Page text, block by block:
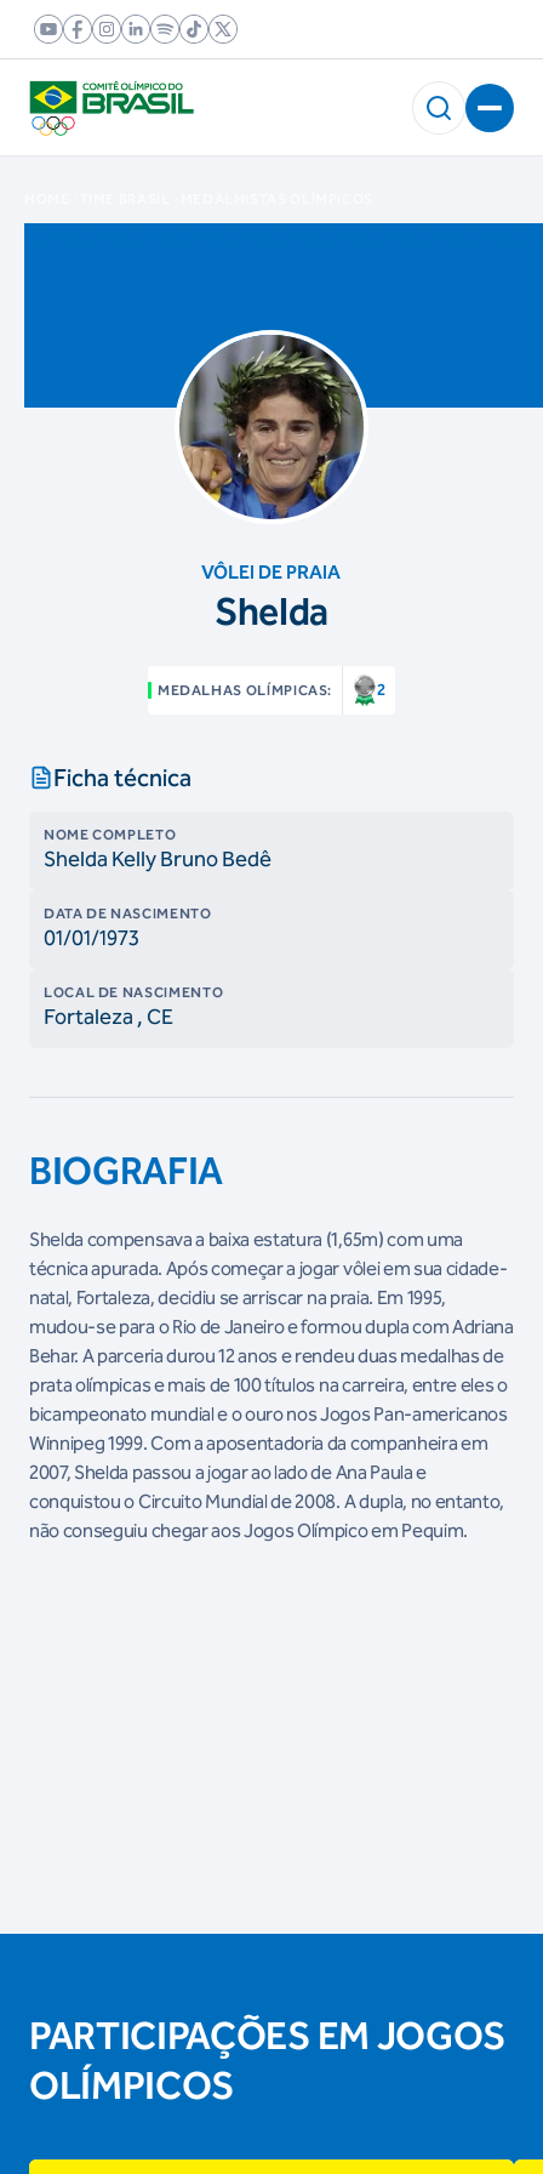
VÔLEI DE PRAIA
Shelda
MEDALHAS OLÍMPICAS: 2
Ficha técnica
NOME COMPLETO
Shelda Kelly Bruno Bedê
DATA DE NASCIMENTO
01/01/1973
LOCAL DE NASCIMENTO
Fortaleza , CE
BIOGRAFIA
Shelda compensava a baixa estatura (1,65m) com uma
técnica apurada. Após começar a jogar vôlei em sua cidade-
natal, Fortaleza, decidiu se arriscar na praia. Em 1995,
mudou-se para o Rio de Janeiro e formou dupla com Adriana
Behar. A parceria durou 12 anos e rendeu duas medalhas de
prata olímpicas e mais de 100 títulos na carreira, entre eles o
bicampeonato mundial e o ouro nos Jogos Pan-americanos
Winnipeg 1999. Com a aposentadoria da companheira em
2007, Shelda passou a jogar ao lado de Ana Paula e
conquistou o Circuito Mundial de 2008. A dupla, no entanto,
não conseguiu chegar aos Jogos Olímpico em Pequim.
PARTICIPAÇÕES EM JOGOS
OLÍMPICOS